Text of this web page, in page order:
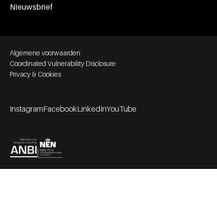
Nieuwsbrief
Footer bottom navigation
Algemene voorwaarden
Coordinated Vulnerability Disclosure
Privacy & Cookies
InstagramFacebookLinkedInYouTube
Partners